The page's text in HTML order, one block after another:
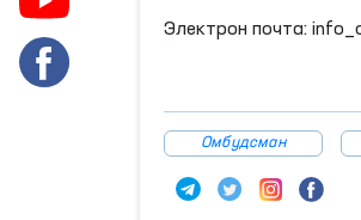
Электрон почта:
Омбудсман